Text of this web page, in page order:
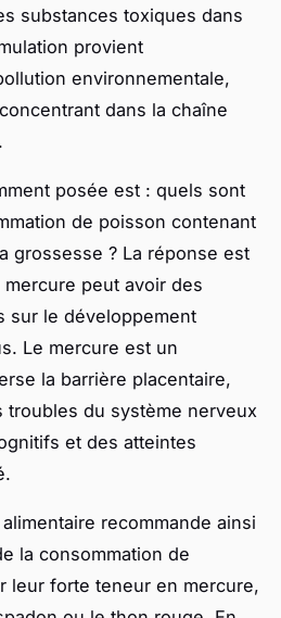
substances toxiques dans
provient
environnementale,
dans la chaîne
posée est : quels sont
de poisson contenant
grossesse ? La réponse est
mercure peut avoir des
sur le développement
Le mercure est un
la barrière placentaire,
troubles du système nerveux
et des atteintes
recommande ainsi
la consommation de
leur forte teneur en mercure,